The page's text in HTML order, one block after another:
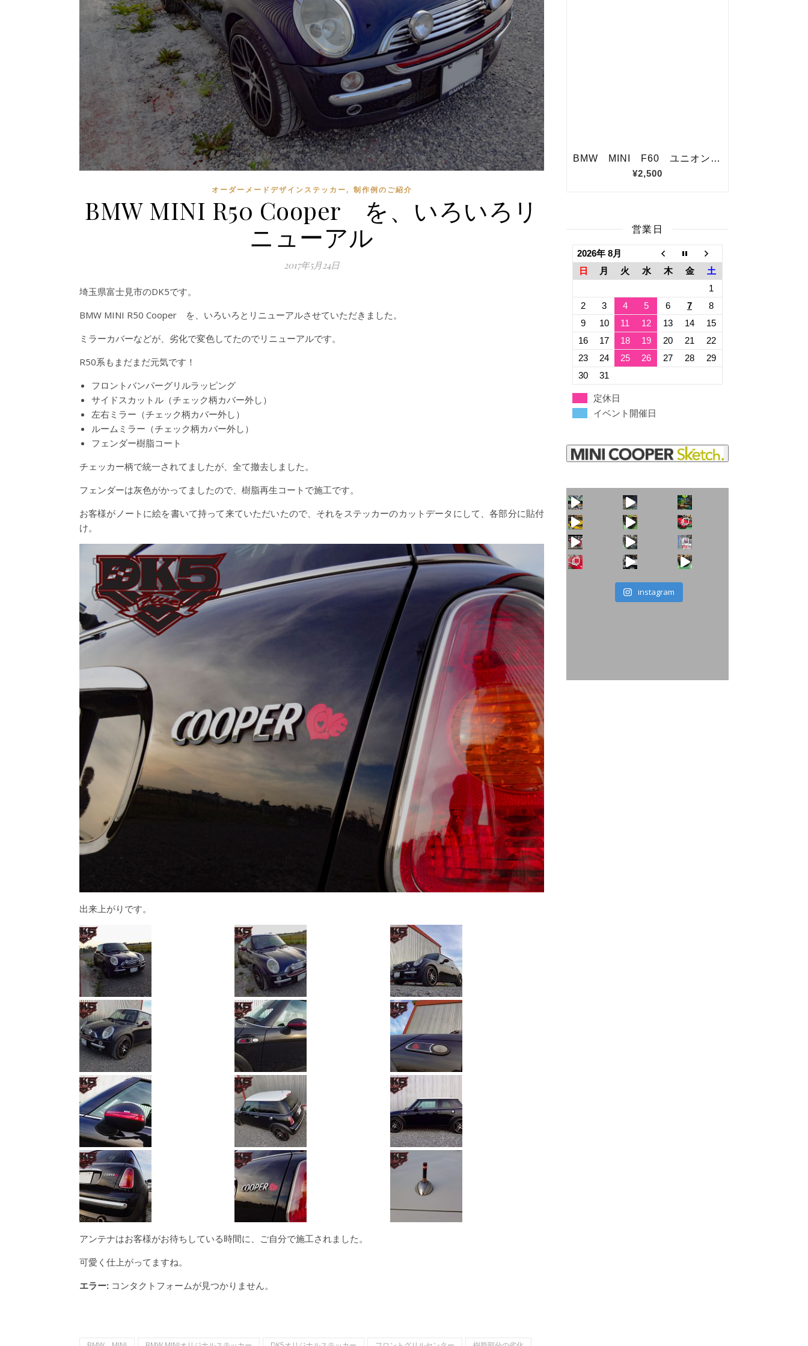
オーダーメードデザインステッカー, 制作例のご紹介
BMW MINI R50 Cooper を、いろいろリ
ニューアル
2017年5月24日
埼玉県富士見市のDK5です。
BMW MINI R50 Cooper を、いろいろとリニューアルさせていただきました。
ミラーカバーなどが、劣化で変色してたのでリニューアルです。
R50系もまだまだ元気です！
フロントバンパーグリルラッピング
サイドスカットル（チェック柄カバー外し）
左右ミラー（チェック柄カバー外し）
ルームミラー（チェック柄カバー外し）
フェンダー樹脂コート
チェッカー柄で統一されてましたが、全て撤去しました。
フェンダーは灰色がかってましたので、樹脂再生コートで施工です。
お客様がノートに絵を書いて持って来ていただいたので、それをステッカーのカットデータにして、各部分に貼付
け。
出来上がりです。
アンテナはお客様がお待ちしている時間に、ご自分で施工されました。
可愛く仕上がってますね。
エラー: コンタクトフォームが見つかりません。
営業日
2026年 8月
日
月 火 水 木 金
土
1
2
3 4 5 6 7
8
9
10 11 12 13 14
15
16
17 18 19 20 21
22
23
24 25 26 27 28
29
30
31
定休日
イベント開催日
火曜日水曜日は定休
見た目こそ変わりま
instagram